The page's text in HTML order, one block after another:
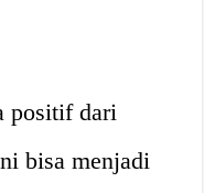
positif dari
bisa menjadi